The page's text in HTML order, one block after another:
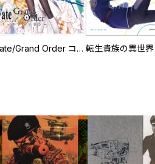
Fate/Grand Order コミックアンソロジー for Girl